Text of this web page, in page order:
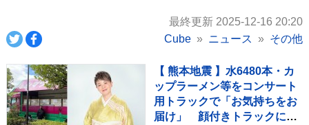
最終更新 2025-12-16 20:20
Cube
ニュース その他
【 熊本地震 】水6480本・カ
ップラーメン等をコンサート
用トラックで「お気持ちをお
届け」 顔付きトラックにた